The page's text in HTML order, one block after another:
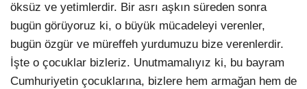
öksüz ve yetimlerdir. Bir asrı aşkın süreden sonra
bugün görüyoruz ki, o büyük mücadeleyi verenler,
bugün özgür ve müreffeh yurdumuzu bize verenlerdir.
İşte o çocuklar bizleriz. Unutmamalıyız ki, bu bayram
Cumhuriyetin çocuklarına, bizlere hem armağan hem de